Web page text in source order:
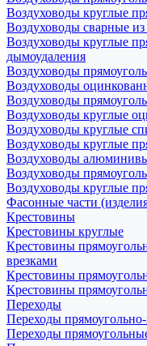
Воздуховоды круглые
Воздуховоды сварные
Воздуховоды круглые
дымоудаления
Воздуховоды
Воздуховоды
Воздуховоды
Воздуховоды круглые
Воздуховоды круглые
Воздуховоды круглые
Воздуховоды
Воздуховоды
Воздуховоды круглые
Фасонные части
Крестовины
Крестовины круглые
Крестовины
врезками
Крестовины
Крестовины
Переходы
Переходы
Переходы